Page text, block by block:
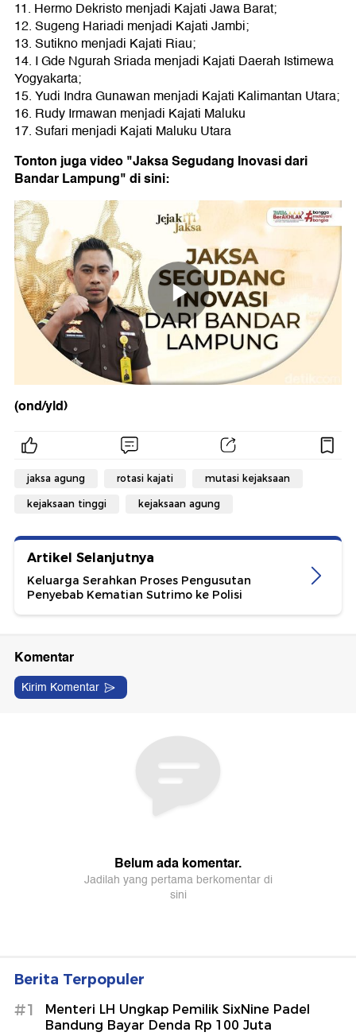
11. Hermo Dekristo menjadi Kajati Jawa Barat;
12. Sugeng Hariadi menjadi Kajati Jambi;
13. Sutikno menjadi Kajati Riau;
14. I Gde Ngurah Sriada menjadi Kajati Daerah Istimewa
Yogyakarta;
15. Yudi Indra Gunawan menjadi Kajati Kalimantan Utara;
16. Rudy Irmawan menjadi Kajati Maluku
17. Sufari menjadi Kajati Maluku Utara
Tonton juga video "Jaksa Segudang Inovasi dari
Bandar Lampung" di sini:
(ond/yld)
jaksa agung rotasi kajati mutasi kejaksaan
kejaksaan tinggi kejaksaan agung
Artikel Selanjutnya
Keluarga Serahkan Proses Pengusutan
Penyebab Kematian Sutrimo ke Polisi
Berita Terpopuler
#1
Menteri LH Ungkap Pemilik SixNine Padel
Bandung Bayar Denda Rp 100 Juta